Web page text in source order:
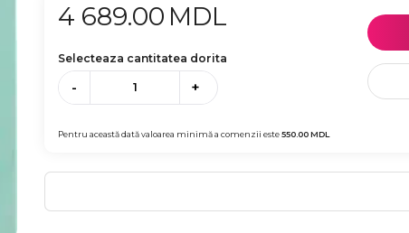
4 689.00 MDL
Selecteaza cantitatea dorita
- +
Pentru această dată valoarea minimă a comenzii este550.00MDL